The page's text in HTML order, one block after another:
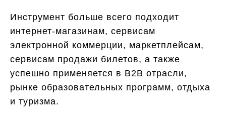
Инструмент больше всего подходит
интернет-магазинам, сервисам
электронной коммерции, маркетплейсам,
сервисам продажи билетов, а также
успешно применяется в В2В отрасли,
рынке образовательных программ, отдыха
и туризма.